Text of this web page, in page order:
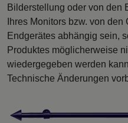
Bilderstellung oder von den
Ihres Monitors bzw. von
Endgerätes abhängig sein,
Produktes möglicherweise
wiedergegeben werden
Technische Änderungen